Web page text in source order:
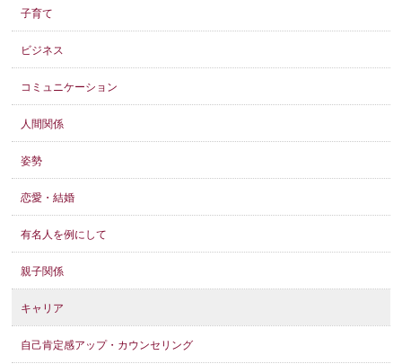
子育て
ビジネス
コミュニケーション
人間関係
姿勢
恋愛・結婚
有名人を例にして
親子関係
キャリア
自己肯定感アップ・カウンセリング